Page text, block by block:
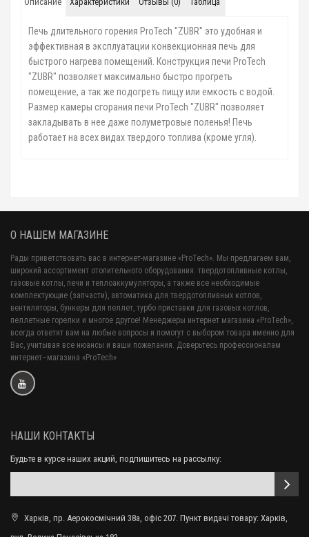
Печь длительного горения ProTech "ZUBR" это удобная и
эффективная в эксплуатации конвекционная печь для
быстрого нагрева помещений. Конструкция печи ProTech
"ZUBR" позволяет максимально быстро прогреть
помещение, а так же подогреть пищу или емкость с водой.
Размер камеры сгорания печи ProTech "ZUBR" позволяет
закладывать в нее даже полуметровые поленья! Печь
работает на всех видах твердого топлива (кроме угля).
О НАШЕМ МАГАЗИНЕ
Рады приветствовать вас в интернет-магазине «ProTech». Мы предлагаем вам,
широкий ассортимент отопительного оборудования: твердотопливные котлы,
газовые котлы, печи и теплоаккумуляторы, а также все необходимые
комплектующие (запчасти), автоматика для твердотопливных котлов,
вентиляторы, бункеры для пеллет, турбо приставки для газовых котлов,
пеллетные горелки и многое другое! Менеджеры интернет магазина «ProTech»,
всегда ответят вам на любые вопросы и помогут с выбором товара именно для
Вас, учитывая все нюансы и ваши пожелания. Доверьтесь профессионалам
интернет–магазина «ProTech»
НАШИ КОНТАКТЫ
Будьте в курсе наших акций, подпишитесь на рассылку:
Харків, пр. Аерокосмічний 38а, офіс 207. Пункт видачі товару: Харків,